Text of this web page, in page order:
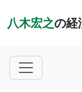
八木宏之の経